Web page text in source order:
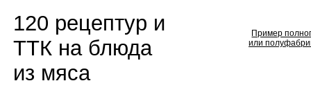
120 рецептур и
ТТК на блюда
из мяса
Пример
или